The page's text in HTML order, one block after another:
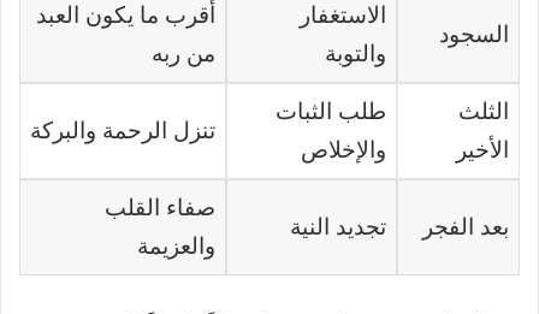
السجود
الاستغفار
والتوبة
أقرب ما يكون العبد
من ربه
الثلث
الأخير
طلب الثبات
والإخلاص
تنزل الرحمة والبركة
بعد الفجر تجديد النية
صفاء القلب
والعزيمة